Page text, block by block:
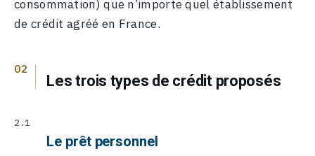
consommation) que n’importe quel établissement
de crédit agréé en France.
Les trois types de crédit proposés
Le prêt personnel